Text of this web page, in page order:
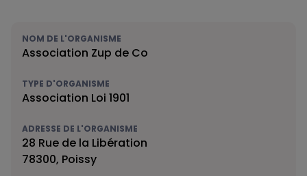
NOM DE L'ORGANISME
Association Zup de Co
TYPE D'ORGANISME
Association Loi 1901
ADRESSE DE L'ORGANISME
28 Rue de la Libération
78300, Poissy